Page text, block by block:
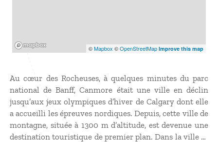
©Mapbox ©OpenStreetMap Improve this map
Au cœur des Rocheuses, à quelques minutes du parc
national de Banff, Canmore était une ville en déclin
jusqu’aux jeux olympiques d’hiver de Calgary dont elle
a accueilli les épreuves nordiques. Depuis, cette ville de
montagne, située à 1300 m d’altitude, est devenue une
destination touristique de premier plan. Dans la ville se